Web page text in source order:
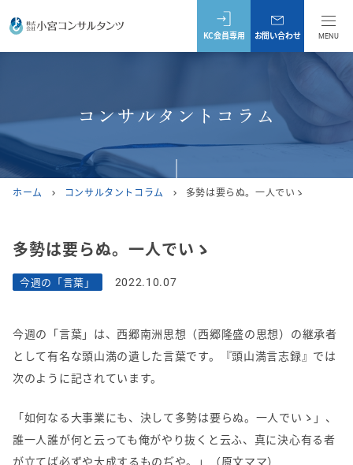
MENU
KC会員専用 お問い合わせ
コンサルタントコラム
ホーム chevron_right コンサルタントコラム chevron_right 多勢は要らぬ。一人でいゝ
多勢は要らぬ。一人でいゝ
今週の「言葉」 2022.10.07
今週の「言葉」は、西郷南洲思想（西郷隆盛の思想）の継承者
として有名な頭山満の遺した言葉です。『頭山満言志録』では
次のように記されています。
「如何なる大事業にも、決して多勢は要らぬ。一人でいゝ」、
誰一人誰が何と云っても俺がやり抜くと云ふ、真に決心有る者
が立てば必ずや大成するものぢや。」（原文ママ）